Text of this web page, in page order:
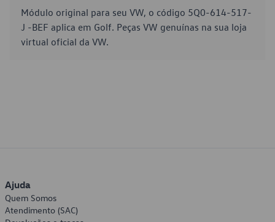
Módulo original para seu VW, o código 5Q0-614-517-
J -BEF aplica em Golf. Peças VW genuínas na sua loja
virtual oficial da VW.
Ajuda
Quem Somos
Atendimento (SAC)